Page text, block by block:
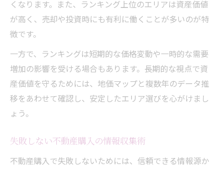
くなります。また、ランキング上位のエリアは資産価値
が高く、売却や投資時にも有利に働くことが多いのが特
徴です。
一方で、ランキングは短期的な価格変動や一時的な需要
増加の影響を受ける場合もあります。長期的な視点で資
産価値を守るためには、地価マップと複数年のデータ推
移をあわせて確認し、安定したエリア選びを心がけまし
ょう。
失敗しない不動産購入の情報収集術
不動産購入で失敗しないためには、信頼できる情報源か